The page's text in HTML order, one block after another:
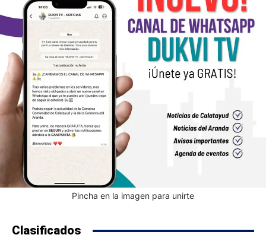
Pincha en la imagen para unirte
Clasificados